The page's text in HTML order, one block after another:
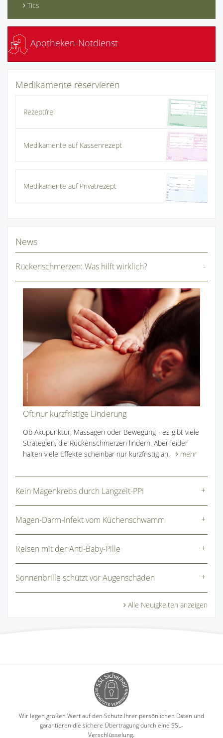
Tics
Apotheken-Notdienst
Medikamente reservieren
Rezeptfrei
Medikamente auf Kassenrezept
Medikamente auf Privatrezept
News
Rückenschmerzen: Was hilft wirklich?
Oft nur kurzfristige Linderung
Ob Akupunktur, Massagen oder Bewegung - es gibt viele
Strategien, die Rückenschmerzen lindern. Aber leider
halten viele Effekte scheinbar nur kurzfristig an.
mehr
Kein Magenkrebs durch Langzeit-PPI
Magen-Darm-Infekt vom Küchenschwamm
Reisen mit der Anti-Baby-Pille
Sonnenbrille schützt vor Augenschäden
Alle Neuigkeiten anzeigen
Wir legen großen Wert auf den Schutz Ihrer persönlichen Daten und
garantieren die sichere Übertragung durch eine SSL-
Verschlüsselung.